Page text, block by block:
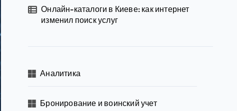
Онлайн-каталоги в Киеве: как интернет
изменил поиск услуг
Аналитика
Бронирование и воинский учет